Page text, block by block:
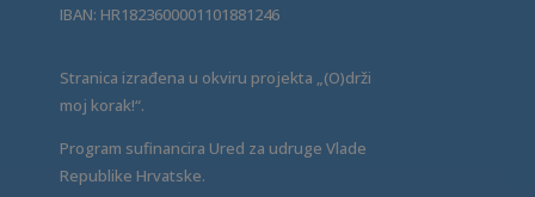
IBAN: HR1823600001101881246
Stranica izrađena u okviru projekta „(O)drži
moj korak!“.
Program sufinancira Ured za udruge Vlade
Republike Hrvatske.